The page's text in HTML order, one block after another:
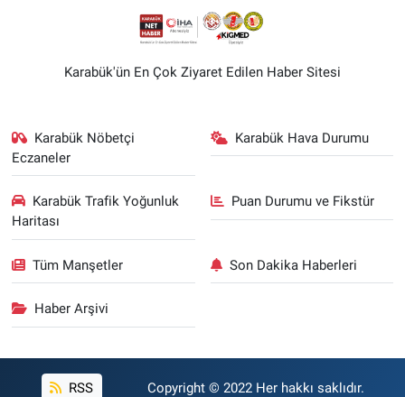
Karabük'ün En Çok Ziyaret Edilen Haber Sitesi
Karabük Nöbetçi
Eczaneler
Karabük Hava Durumu
Karabük Trafik Yoğunluk
Haritası
Puan Durumu ve Fikstür
Tüm Manşetler Son Dakika Haberleri
Haber Arşivi
RSS Copyright © 2022 Her hakkı saklıdır.